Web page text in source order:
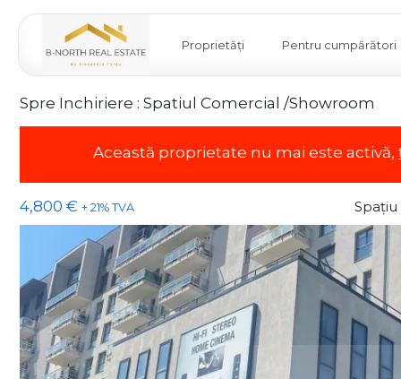
Proprietăți Pentru cumpărători
Spre Inchiriere : Spatiul Comercial /Showroom
Această proprietate nu mai este activă,
4,800 € + 21% TVA